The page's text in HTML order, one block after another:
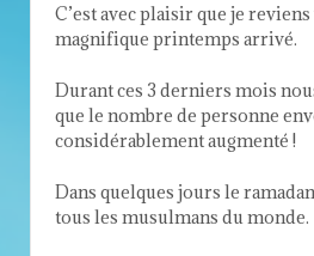
C’est avec plaisir que je
magnifique printemps arrivé.
Durant ces 3 derniers mois
que le nombre de personne
considérablement augmenté !
Dans quelques jours le
tous les musulmans du monde.